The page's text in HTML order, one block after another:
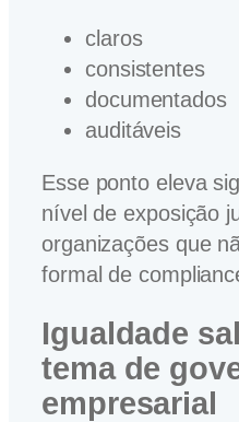
claros
consistentes
documentados
auditáveis
Esse ponto eleva
nível de exposição
organizações que
formal de
Igualdade
tema de
empresarial